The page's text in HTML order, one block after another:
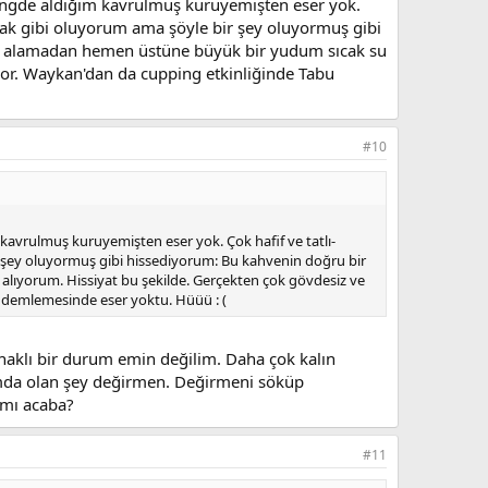
gibi oluyorum ama şöyle bir şey oluyormuş gibi
hemen üstüne büyük bir yudum sıcak su
Waykan'dan da cupping etkinliğinde Tabu
#10
kuruyemişten eser yok. Çok hafif ve tatlı-
oluyormuş gibi hissediyorum: Bu kahvenin doğru bir
Hissiyat bu şekilde. Gerçekten çok gövdesiz ve
eser yoktu. Hüüü : (
bir durum emin değilim. Daha çok kalın
olan şey değirmen. Değirmeni söküp
acaba?
#11